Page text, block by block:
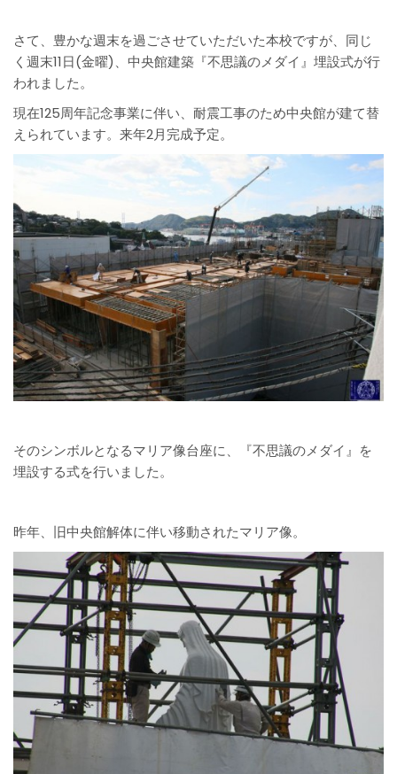
さて、豊かな週末を過ごさせていただいた本校ですが、同じ
く週末11日(金曜)、中央館建築『不思議のメダイ』埋設式が行
われました。
現在125周年記念事業に伴い、耐震工事のため中央館が建て替
えられています。来年2月完成予定。
そのシンボルとなるマリア像台座に、『不思議のメダイ』を
埋設する式を行いました。
昨年、旧中央館解体に伴い移動されたマリア像。